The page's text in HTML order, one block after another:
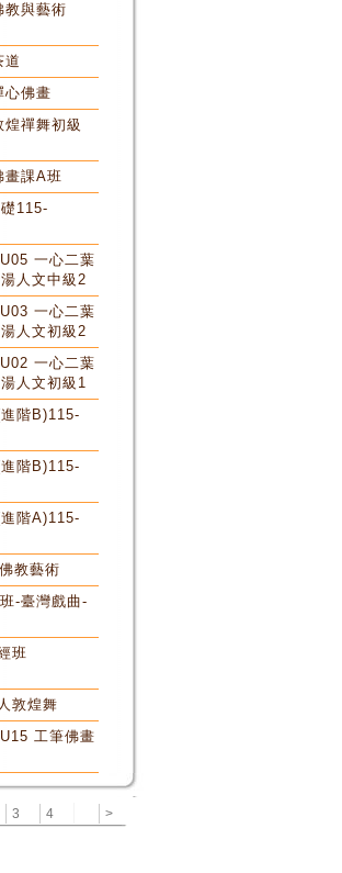
教與藝術
道
心佛畫
禪舞初級
畫課A班
115-
一心二葉
人文中級2
一心二葉
人文初級2
一心二葉
人文初級1
階B)115-
階B)115-
階A)115-
教藝術
-臺灣戲曲-
班
敦煌舞
工筆佛畫
3 4 >